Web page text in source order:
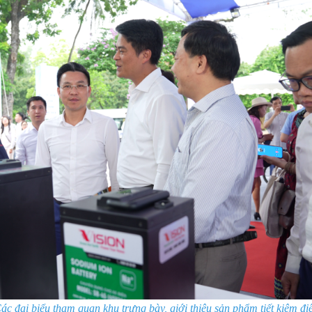
đại biểu tham quan khu trưng bày, giới thiệu sản phẩm tiết kiệm